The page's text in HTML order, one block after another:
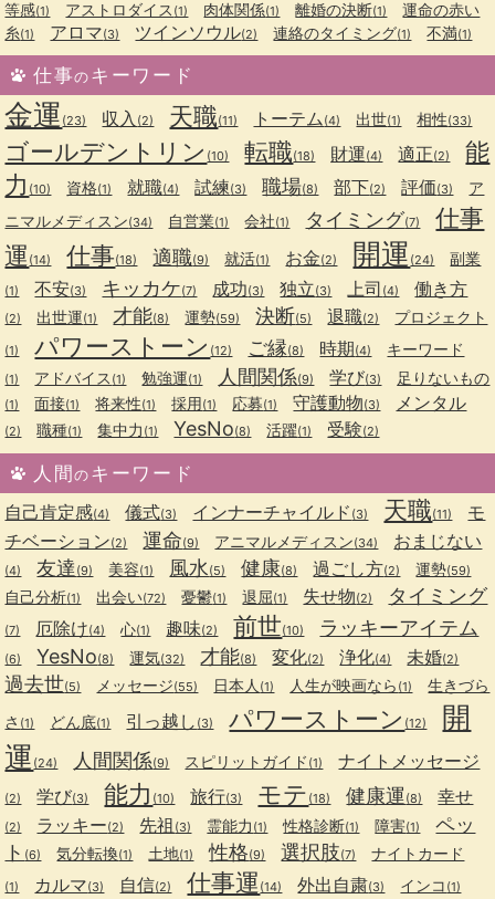
等感(1) アストロダイス (1) 肉体関係(1) 離婚の決断(1)
運命の赤い
糸(1) アロマ(3) ツインソウル(2) 連絡のタイミング(1) 不満(1)
仕事のキーワード
金運 (23) 収入 (2) 天職(11) トーテム(4) 出世(1) 相性(33)
ゴールデントリン (10) 転職(18) 財運(4) 適正(2)
能
力 (10) 資格(1) 就職(4) 試練(3) 職場(8) 部下(2) 評価(3)
ア
ニマルメディスン(34) 自営業(1) 会社(1) タイミング(7)
仕事
運 (14) 仕事(18) 適職(9) 就活(1) お金(2) 開運 (24) 副業
(1) 不安(3) キッカケ(7) 成功(3) 独立(3) 上司 (4) 働き方
(2) 出世運(1) 才能(8) 運勢(59) 決断(5) 退職(2) プロジェクト
(1) パワーストーン (12) ご縁(8) 時期(4) キーワード
(1) アドバイス (1) 勉強運(1) 人間関係(9) 学び(3) 足りないもの
(1) 面接(1) 将来性(1) 採用(1) 応募(1) 守護動物(3) メンタル
(2) 職種(1) 集中力 (1) YesNo(8) 活躍(1) 受験(2)
人間のキーワード
自己肯定感(4) 儀式(3) インナーチャイルド (3) 天職(11)
モ
チベーション(2) 運命(9) アニマルメディスン(34) おまじない
(4) 友達 (9) 美容(1) 風水(5) 健康(8) 過ごし方(2) 運勢(59)
自己分析(1) 出会い(72) 憂鬱(1) 退屈(1) 失せ物(2) タイミング
(7) 厄除け(4) 心(1) 趣味(2) 前世(10) ラッキーアイテム
(6) YesNo(8) 運気(32) 才能(8) 変化(2) 浄化(4) 未婚(2)
過去世(5) メッセージ(55) 日本人 (1) 人生が映画なら (1)
生きづら
さ (1) どん底(1) 引っ越し (3) パワーストーン (12)
開
運 (24) 人間関係(9) スピリットガイド (1) ナイトメッセージ
(2) 学び(3) 能力 (10) 旅行(3) モテ (18) 健康運(8) 幸せ
(2) ラッキー(2) 先祖 (3) 霊能力 (1) 性格診断(1) 障害(1)
ペッ
ト (6) 気分転換(1) 土地(1) 性格(9) 選択肢(7) ナイトカード
(1) カルマ(3) 自信(2) 仕事運 (14) 外出自粛(3) インコ (1)